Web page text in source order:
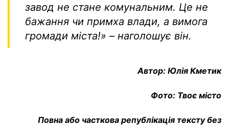
завод не стане комунальним. Це не
бажання чи примха влади, а вимога
громади міста!» – наголошує він.
Автор: Юлія Кметик
Фото: Твоє місто
Повна або часткова републікація тексту без